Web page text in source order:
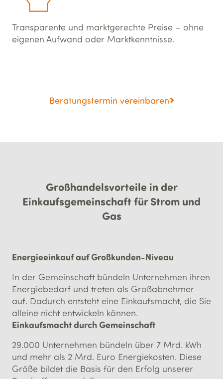
Transparente und marktgerechte Preise – ohne
eigenen Aufwand oder Marktkenntnisse.
Beratungstermin vereinbaren
Großhandelsvorteile in der
Einkaufsgemeinschaft für Strom und
Gas
Energieeinkauf auf Großkunden-Niveau
In der Gemeinschaft bündeln Unternehmen ihren
Energiebedarf und treten als Großabnehmer
auf. Dadurch entsteht eine Einkaufsmacht, die Sie
alleine nicht entwickeln können.
Einkaufs­macht durch Gemein­schaft
29.000 Unternehmen bündeln über 7 Mrd. kWh
und mehr als 2 Mrd. Euro Energiekosten. Diese
Größe bildet die Basis für den Erfolg unserer